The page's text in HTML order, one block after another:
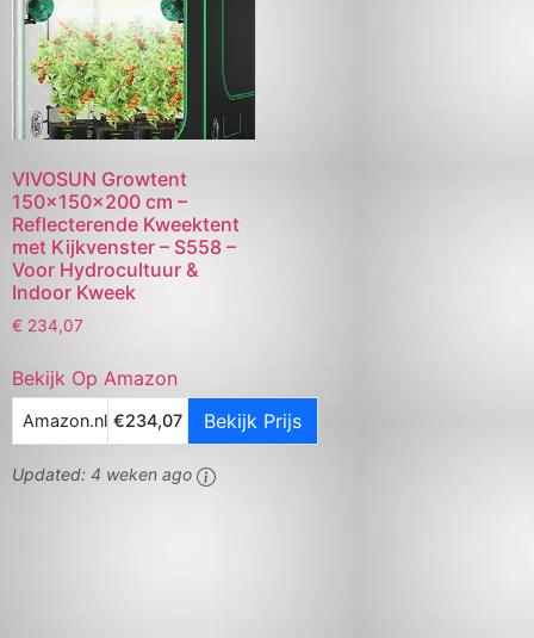
VIVOSUN Growtent
150×150×200 cm –
Reflecterende Kweektent
met Kijkvenster – S558 –
Voor Hydrocultuur &
Indoor Kweek
€ 234,07
Bekijk Op Amazon
Amazon.nl €234,07 Bekijk Prijs
Updated: 4 weken ago